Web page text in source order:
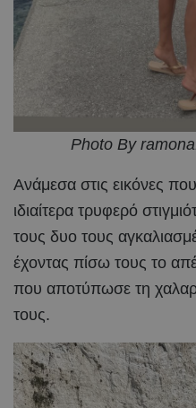
Photo By
Ανάμεσα στις εικόνες
ιδιαίτερα τρυφερό
τους δυο τους
έχοντας πίσω τους το
που αποτύπωσε τη
τους.